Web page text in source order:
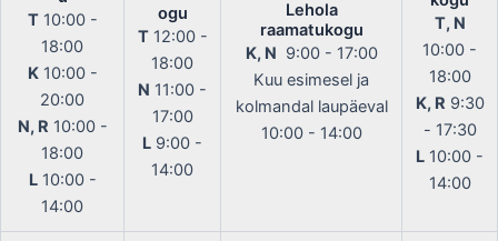
T10:00 -
18:00
K10:00 -
20:00
N, R 10:00 -
18:00
L10:00 -
14:00
ogu
T12:00 -
18:00
N 11:00 -
17:00
L 9:00 -
14:00
Lehola
raamatukogu
K, N 9:00 - 17:00
Kuu esimesel ja
kolmandal laupäeval
10:00 - 14:00
T, N
10:00 -
18:00
K, R 9:30
- 17:30
L 10:00 -
14:00